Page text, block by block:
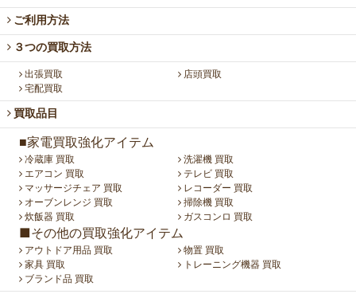
ご利用方法
３つの買取方法
出張買取
店頭買取
宅配買取
買取品目
■家電買取強化アイテム
冷蔵庫 買取
洗濯機 買取
エアコン 買取
テレビ 買取
マッサージチェア 買取
レコーダー 買取
オーブンレンジ 買取
掃除機 買取
炊飯器 買取
ガスコンロ 買取
■その他の買取強化アイテム
アウトドア用品 買取
物置 買取
家具 買取
トレーニング機器 買取
ブランド品 買取